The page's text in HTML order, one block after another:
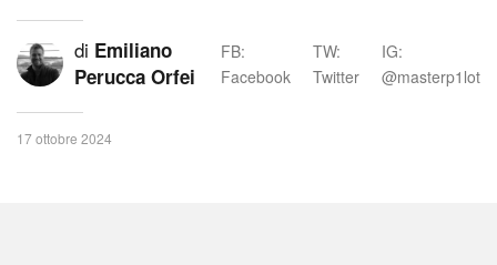
di Emiliano
Perucca Orfei
FB:
Facebook
TW:
Twitter
IG:
@masterp1lot
17 ottobre 2024